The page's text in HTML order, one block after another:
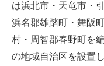
は浜北市・天竜市・
浜名郡雄踏町・舞阪
村・周智郡春野町を
の地域自治区を設置